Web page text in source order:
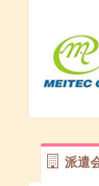
派遣